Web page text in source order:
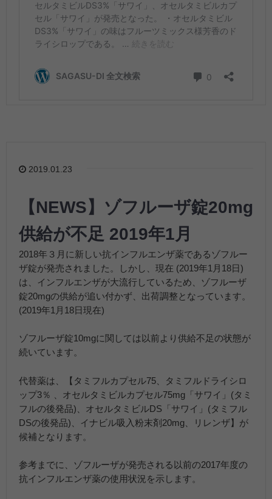
2019.01.23
【NEWS】ゾフルーザ錠20mg
供給が不足 2019年1月
2018年３月に新しい抗インフルエンザ薬であるゾフルー
ザ錠が発売されました。しかし、現在 (2019年1月18日)
は、インフルエンザが大流行しているため、ゾフルーザ
錠20mgの供給が追い付かず、出荷調整となっています。
(2019年1月18日現在)
ゾフルーザ錠10mgに関しては以前より供給不足の状態が
続いています。
代替薬は、【タミフルカプセル75、タミフルドライシロ
ップ3％ 、オセルタミビルカプセル75mg「サワイ」(タミ
フルの後発品)、オセルタミビルDS「サワイ」(タミフル
DSの後発品)、イナビル吸入粉末剤20mg、リレンザ】が
候補となります。
参考までに、ゾフルーザが発売される以前の2017年度の
抗インフルエンザ薬の使用状況を示します。